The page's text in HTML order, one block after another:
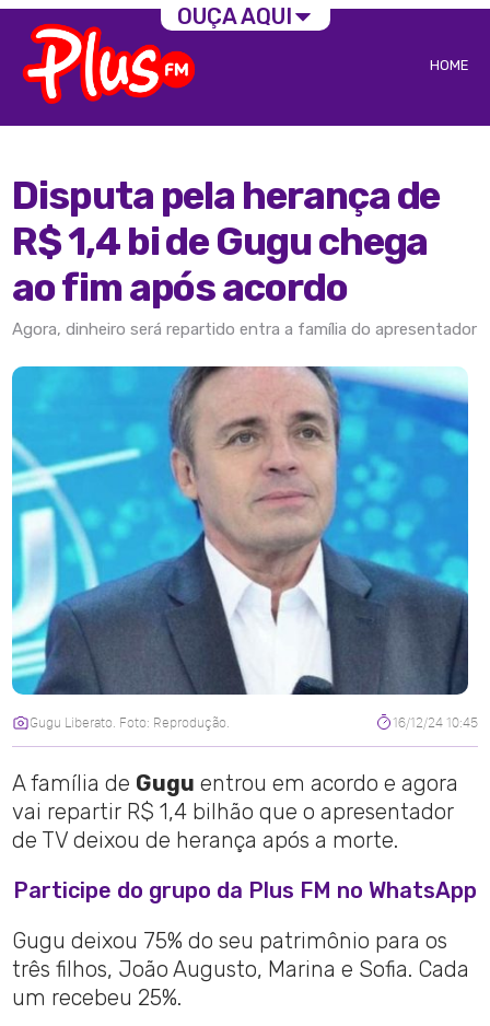
HOME
Disputa pela herança de
R$ 1,4 bi de Gugu chega
ao fim após acordo
Agora, dinheiro será repartido entra a família do apresentador
Gugu Liberato. Foto: Reprodução. 16/12/24 10:45
A família de Gugu entrou em acordo e agora
vai repartir R$ 1,4 bilhão que o apresentador
de TV deixou de herança após a morte.
Participe do grupo da Plus FM no WhatsApp
Gugu deixou 75% do seu patrimônio para os
três filhos, João Augusto, Marina e Sofia. Cada
um recebeu 25%.
OUÇA AQUI